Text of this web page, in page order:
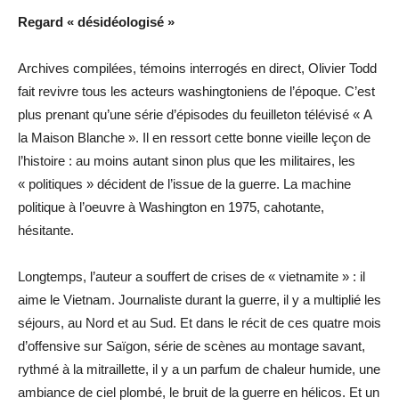
Regard « désidéologisé »
Archives compilées, témoins interrogés en direct, Olivier Todd
fait revivre tous les acteurs washingtoniens de l’époque. C’est
plus prenant qu’une série d’épisodes du feuilleton télévisé « A
la Maison Blanche ». Il en ressort cette bonne vieille leçon de
l’histoire : au moins autant sinon plus que les militaires, les
« politiques » décident de l’issue de la guerre. La machine
politique à l’oeuvre à Washington en 1975, cahotante,
hésitante.
Longtemps, l’auteur a souffert de crises de « vietnamite » : il
aime le Vietnam. Journaliste durant la guerre, il y a multiplié les
séjours, au Nord et au Sud. Et dans le récit de ces quatre mois
d’offensive sur Saïgon, série de scènes au montage savant,
rythmé à la mitraillette, il y a un parfum de chaleur humide, une
ambiance de ciel plombé, le bruit de la guerre en hélicos. Et un